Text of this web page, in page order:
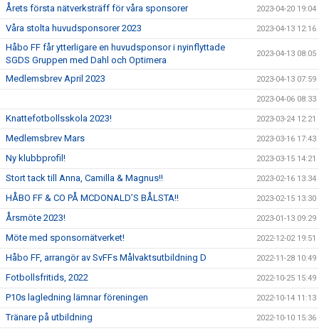
Årets första nätverksträff för våra sponsorer 2023-04-20 19:04
Våra stolta huvudsponsorer 2023 2023-04-13 12:16
Håbo FF får ytterligare en huvudsponsor i nyinflyttade
SGDS Gruppen med Dahl och Optimera
2023-04-13 08:05
Medlemsbrev April 2023 2023-04-13 07:59
2023-04-06 08:33
Knattefotbollsskola 2023! 2023-03-24 12:21
Medlemsbrev Mars 2023-03-16 17:43
Ny klubbprofil! 2023-03-15 14:21
Stort tack till Anna, Camilla & Magnus!! 2023-02-16 13:34
HÅBO FF & CO PÅ MCDONALD’S BÅLSTA!! 2023-02-15 13:30
Årsmöte 2023! 2023-01-13 09:29
Möte med sponsornätverket! 2022-12-02 19:51
Håbo FF, arrangör av SvFFs Målvaktsutbildning D 2022-11-28 10:49
Fotbollsfritids, 2022 2022-10-25 15:49
P10s lagledning lämnar föreningen 2022-10-14 11:13
Tränare på utbildning 2022-10-10 15:36